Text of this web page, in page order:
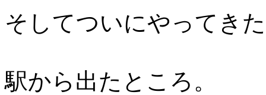
そしてついにやってき
駅から出たところ。